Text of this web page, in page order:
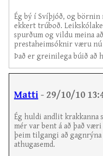
Ég bý í Svíþjóð, og börnin
ekkert trúboð.
spurðum og vildu meina
prestaheimsóknir væru
Það er greinilega búið að
Matti - 29/10/10
Ég huldi andlit krakkanna
mér var bent á að það
þeim tilgangi að
athugasemd.